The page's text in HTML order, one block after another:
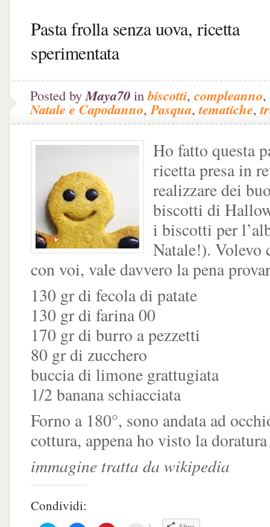
Pasta frolla senza uova, ricetta
sperimentata
Posted byMaya70 inbiscotti, compleanno,
Natale e Capodanno,Pasqua,tematiche,
Ho fatto questa
ricetta presa in
realizzare dei
biscotti di
i biscotti per
Natale!). Volevo
con voi, vale davvero la pena
130 gr di fecola di patate
130 gr di farina 00
170 gr di burro a pezzetti
80 gr di zucchero
buccia di limone grattugiata
1/2 banana schiacciata
Forno a 180°, sono andata ad
cottura, appena ho visto la
immagine tratta da wikipedia
Condividi: